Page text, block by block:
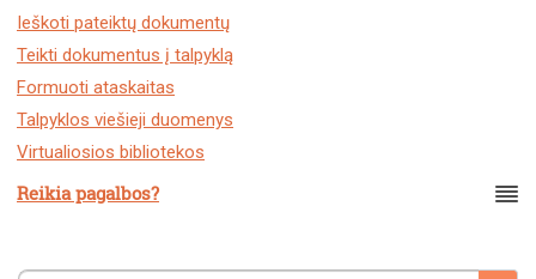
Ieškoti pateiktų dokumentų
Teikti dokumentus į talpyklą
Formuoti ataskaitas
Talpyklos viešieji duomenys
Virtualiosios bibliotekos
Reikia pagalbos?